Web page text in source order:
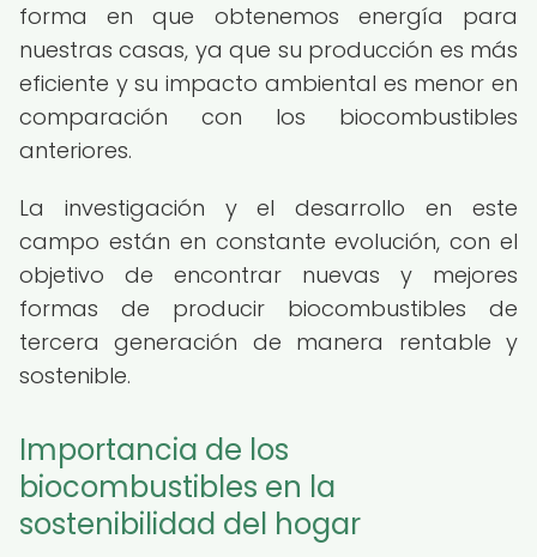
forma en que obtenemos energía para
nuestras casas, ya que su producción es más
eficiente y su impacto ambiental es menor en
comparación con los biocombustibles
anteriores.
La investigación y el desarrollo en este
campo están en constante evolución, con el
objetivo de encontrar nuevas y mejores
formas de producir biocombustibles de
tercera generación de manera rentable y
sostenible.
Importancia de los
biocombustibles en la
sostenibilidad del hogar